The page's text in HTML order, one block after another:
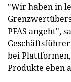
"Wir haben in
PFAS angeht",
bei
Produkte eben